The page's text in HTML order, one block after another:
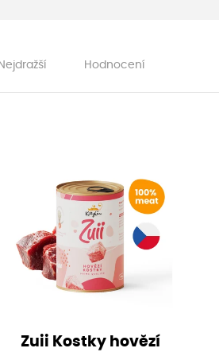
Nejdražší Hodnocení
Zuii Kostky hovězí